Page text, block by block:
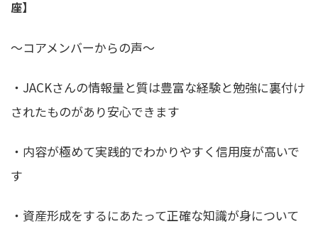
座】
〜コアメンバーからの声〜
・JACKさんの情報量と質は豊富な経験と勉強に裏付け
されたものがあり安心できます
・内容が極めて実践的でわかりやすく信用度が高いで
す
・資産形成をするにあたって正確な知識が身について